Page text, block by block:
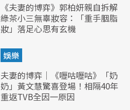
《夫妻的博弈》郭柏妍親自拆解
綠茶小三無辜妝容：「重手胭脂
妝」落足心思有玄機
娛樂
夫妻的博弈｜《嚦咕嚦咕》「奶
奶」黃文慧驚喜登場！相隔40年
重返TVB全因一原因